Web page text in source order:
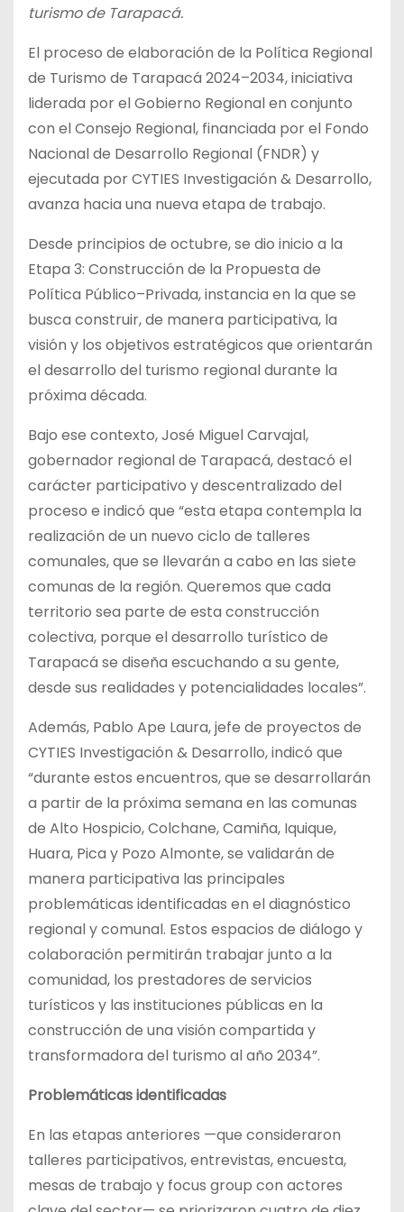
turismo de Tarapacá.
El proceso de elaboración de la Política Regional
de Turismo de Tarapacá 2024–2034, iniciativa
liderada por el Gobierno Regional en conjunto
con el Consejo Regional, financiada por el Fondo
Nacional de Desarrollo Regional (FNDR) y
ejecutada por CYTIES Investigación & Desarrollo,
avanza hacia una nueva etapa de trabajo.
Desde principios de octubre, se dio inicio a la
Etapa 3: Construcción de la Propuesta de
Política Público–Privada, instancia en la que se
busca construir, de manera participativa, la
visión y los objetivos estratégicos que orientarán
el desarrollo del turismo regional durante la
próxima década.
Bajo ese contexto, José Miguel Carvajal,
gobernador regional de Tarapacá, destacó el
carácter participativo y descentralizado del
proceso e indicó que “esta etapa contempla la
realización de un nuevo ciclo de talleres
comunales, que se llevarán a cabo en las siete
comunas de la región. Queremos que cada
territorio sea parte de esta construcción
colectiva, porque el desarrollo turístico de
Tarapacá se diseña escuchando a su gente,
desde sus realidades y potencialidades locales”.
Además, Pablo Ape Laura, jefe de proyectos de
CYTIES Investigación & Desarrollo, indicó que
“durante estos encuentros, que se desarrollarán
a partir de la próxima semana en las comunas
de Alto Hospicio, Colchane, Camiña, Iquique,
Huara, Pica y Pozo Almonte, se validarán de
manera participativa las principales
problemáticas identificadas en el diagnóstico
regional y comunal. Estos espacios de diálogo y
colaboración permitirán trabajar junto a la
comunidad, los prestadores de servicios
turísticos y las instituciones públicas en la
construcción de una visión compartida y
transformadora del turismo al año 2034”.
Problemáticas identificadas
En las etapas anteriores —que consideraron
talleres participativos, entrevistas, encuesta,
mesas de trabajo y focus group con actores